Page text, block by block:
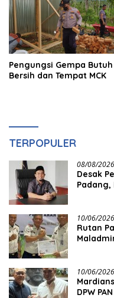
Pengungsi Gempa
Bersih dan Tempat MCK
TERPOPULER
08/08/2026
Desak
10/06/2026
Rutan
10/06/2026
DPW